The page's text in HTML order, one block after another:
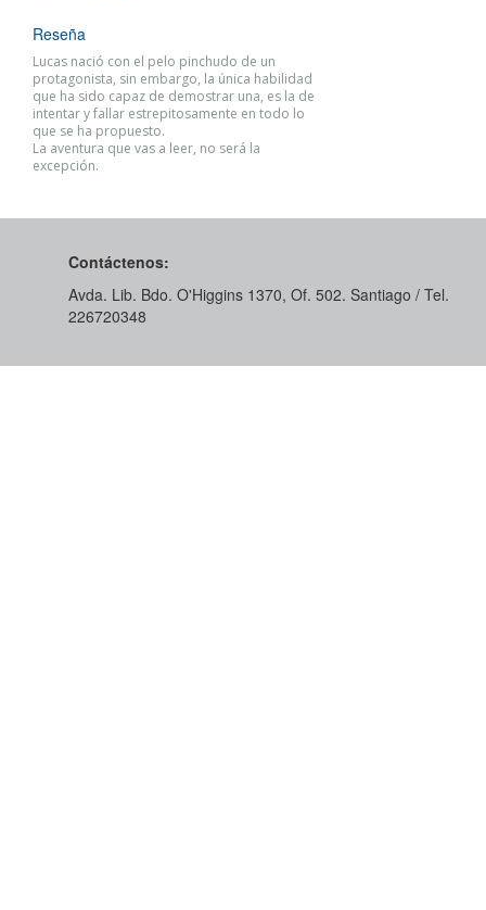
Reseña
Lucas nació con el pelo pinchudo de un
protagonista, sin embargo, la única habilidad
que ha sido capaz de demostrar una, es la de
intentar y fallar estrepitosamente en todo lo
que se ha propuesto.
La aventura que vas a leer, no será la
excepción.
Contáctenos:
Avda. Lib. Bdo. O'Higgins 1370, Of. 502. Santiago / Tel.
226720348